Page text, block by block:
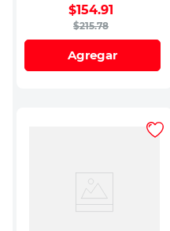
$215.78
$154.91
Agregar